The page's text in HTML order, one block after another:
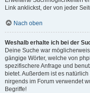
Link anklickst, der von jeder
Nach oben
Weshalb erhalte ich bei der
Deine Suche war
gängige Wörter, welche von
spezifischere Anfrage und
bietet. Außerdem ist es
nirgends im Forum verwendet
Begriffe!